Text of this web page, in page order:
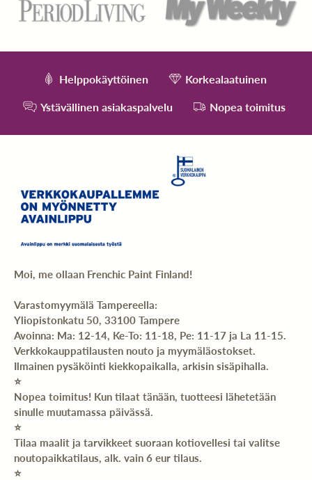
Helppokäyttöinen Korkealaatuinen
Ystävällinen asiakaspalvelu Nopea toimitus
Moi, me ollaan Frenchic Paint Finland!
Varastomyymälä Tampereella:
Yliopistonkatu 50, 33100 Tampere
Avoinna: Ma: 12-14, Ke-To: 11-18, Pe: 11-17 ja La 11-15.
Verkkokauppatilausten nouto ja myymäläostokset.
Ilmainen pysäköinti kiekkopaikalla, arkisin sisäpihalla.
⭐️
Nopea toimitus! Kun tilaat tänään, tuotteesi lähetetään
sinulle muutamassa päivässä.
⭐️
Tilaa maalit ja tarvikkeet suoraan kotiovellesi tai valitse
noutopaikkatilaus, alk. vain 6 eur tilaus.
⭐️